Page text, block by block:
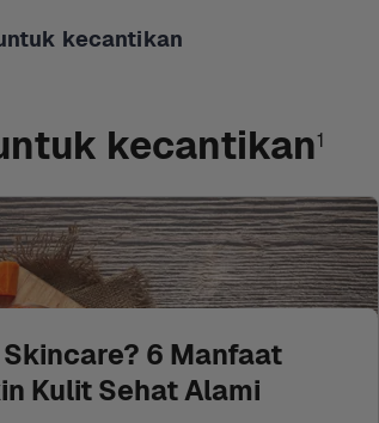
kecantikan1
6 Manfaat
Kulit Sehat Alami
kecantikan